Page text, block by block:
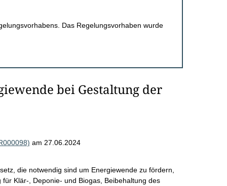
Das Regelungsvorhaben wurde
bei Gestaltung der
am 27.06.2024
die notwendig sind um Energiewende zu fördern,
Klär-, Deponie- und Biogas, Beibehaltung des